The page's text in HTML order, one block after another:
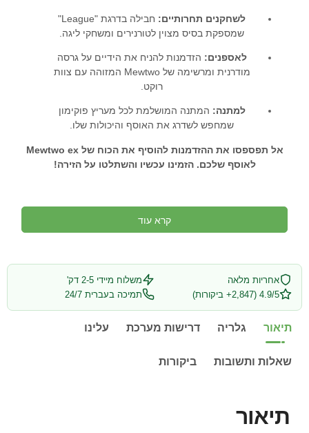
לשחקנים תחרותיים:
חבילה בדרגת "League"
שמספקת בסיס מצוין לטורנירים ומשחקי ליגה.
לאספנים: הזדמנות להניח את הידיים על גרסה
מודרנית ומרשימה של Mewtwo המזוהה עם צוות
רוקט.
למתנה: המתנה המושלמת לכל מעריץ פוקימון
שמחפש לשדרג את האוסף והיכולות שלו.
אל תפספסו את ההזדמנות להוסיף את הכוח של Mewtwo ex
לאוסף שלכם. הזמינו עכשיו והשתלטו על הזירה!
קרא עוד
אחריות מלאה
משלוח מיידי 2-5 דק'
4.9/5 (2,847+ ביקורות)
תמיכה בעברית 24/7
תיאור גלריה דרישות מערכת עלינו
שאלות ותשובות ביקורות
תיאור